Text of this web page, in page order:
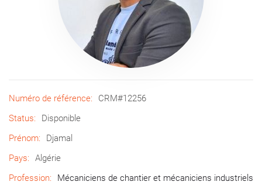
Numéro de référence:
CRM#12256
Status:
Disponible
Prénom:
Djamal
Pays:
Algérie
Profession:
Mécaniciens de chantier et mécaniciens industriels